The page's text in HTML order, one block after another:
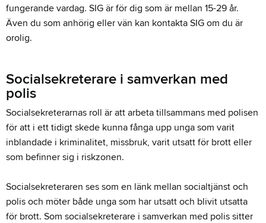
fungerande vardag. SIG är för dig som är mellan 15-29 år.
Även du som anhörig eller vän kan kontakta SIG om du är
orolig.
Socialsekreterare i samverkan med
polis
Socialsekreterarnas roll är att arbeta tillsammans med polisen
för att i ett tidigt skede kunna fånga upp unga som varit
inblandade i kriminalitet, missbruk, varit utsatt för brott eller
som befinner sig i riskzonen.
Socialsekreteraren ses som en länk mellan socialtjänst och
polis och möter både unga som har utsatt och blivit utsatta
för brott. Som socialsekreterare i samverkan med polis sitter